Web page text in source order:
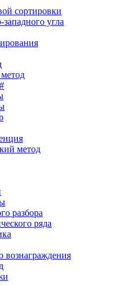
сортировки
угла
метод
разбора
ряда
вознаграждения